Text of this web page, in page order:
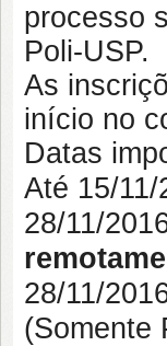
processo
Poli-USP.
As
início no
Datas
Até 15/
28/11/
28/11/
(Somente